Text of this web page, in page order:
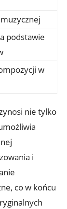
podstawie
w
nie tylko
i
co w końcu